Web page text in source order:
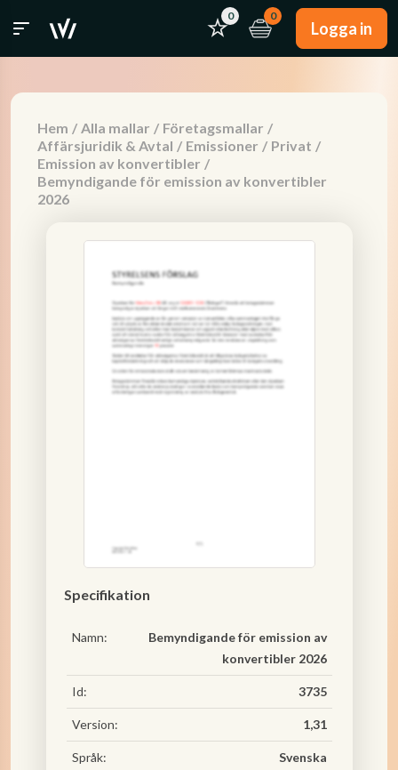
0 0
Logga in
Hem / Alla mallar / Företagsmallar /
Affärsjuridik & Avtal / Emissioner / Privat /
Emission av konvertibler /
Bemyndigande för emission av konvertibler
2026
Specifikation
Namn:
Bemyndigande för emission av
konvertibler 2026
Id: 3735
Version: 1,31
Språk: Svenska